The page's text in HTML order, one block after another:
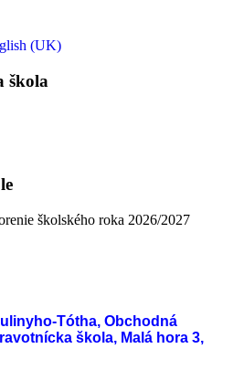
škola
školského roka 2026/2027
Tótha, Obchodná
škola, Malá hora 3,